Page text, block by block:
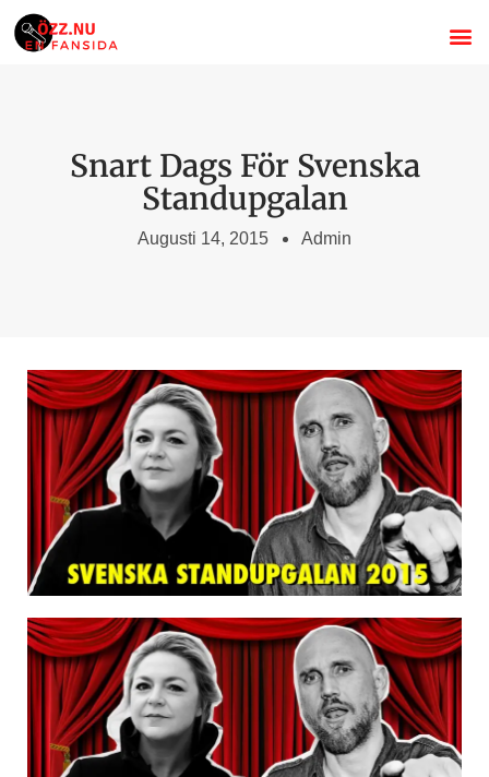
Snart Dags För Svenska
Standupgalan
Augusti 14, 2015 Admin